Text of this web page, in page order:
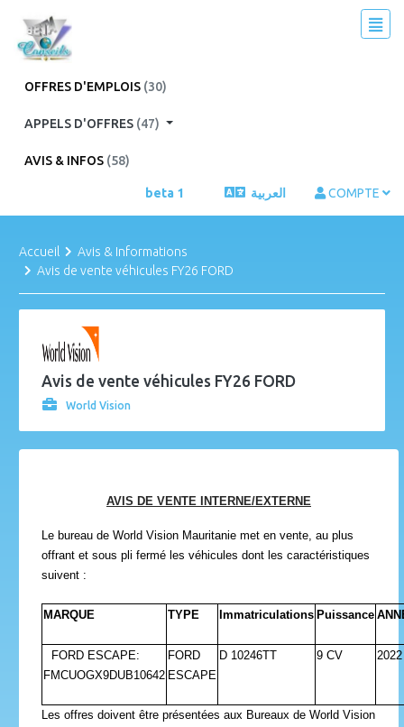
OFFRES D'EMPLOIS (30)
APPELS D'OFFRES (47)
AVIS & INFOS (58)
beta 1 العربية COMPTE
Accueil
Avis & Informations
Avis de vente véhicules FY26 FORD
Avis de vente véhicules FY26 FORD
World Vision
AVIS DE VENTE INTERNE/EXTERNE
Le bureau de World Vision Mauritanie met en vente, au plus
offrant et sous pli fermé les véhicules dont les caractéristiques
suivent :
MARQUE TYPE Immatriculations Puissance
FORD ESCAPE:
FMCUOGX9DUB10642
FORD
ESCAPE
D 10246TT 9 CV 2022
Les offres doivent être présentées aux Bureaux de World Vision